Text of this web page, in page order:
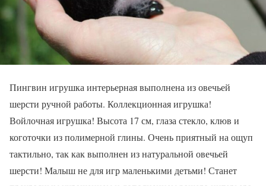
Пингвин игрушка интерьерная выполнена из овечьей
шерсти ручной работы. Коллекционная игрушка!
Войлочная игрушка! Высота 17 см, глаза стекло, клюв и
коготочки из полимерной глины. Очень приятный на ощуп
тактильно, так как выполнен из натуральной овечьей
шерсти! Малыш не для игр маленькими детьми! Станет